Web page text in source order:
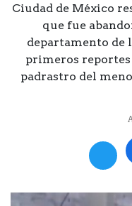
Ciudad de México
que fue
departamento de
primeros
padrastro del